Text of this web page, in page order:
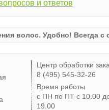
и ответов
волос. Удобно! Всегда с
Центр обработки
8 (495) 545-32-26
Время работы
с ПН по ПТ с 10.00
19.00